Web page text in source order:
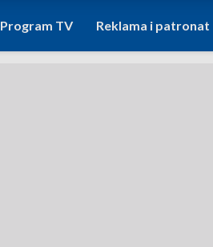
Program TV Reklama i patronat